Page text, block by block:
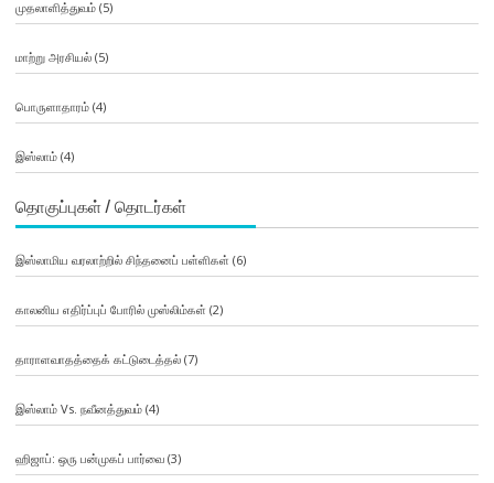
முதலாளித்துவம்(5)
மாற்று அரசியல்(5)
பொருளாதாரம்(4)
இஸ்லாம்(4)
தொகுப்புகள் / தொடர்கள்
இஸ்லாமிய வரலாற்றில் சிந்தனைப் பள்ளிகள் (6)
காலனிய எதிர்ப்புப் போரில் முஸ்லிம்கள் (2)
தாராளவாதத்தைக் கட்டுடைத்தல்(7)
இஸ்லாம் Vs. நவீனத்துவம்(4)
ஹிஜாப்: ஒரு பன்முகப் பார்வை(3)